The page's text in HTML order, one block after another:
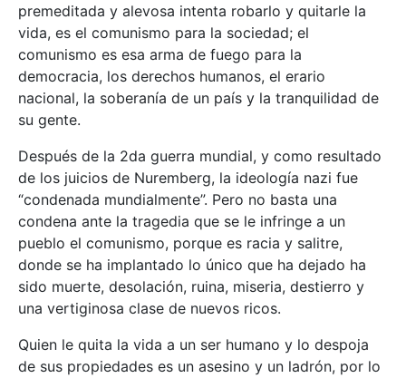
premeditada y alevosa intenta robarlo y quitarle la
vida, es el comunismo para la sociedad; el
comunismo es esa arma de fuego para la
democracia, los derechos humanos, el erario
nacional, la soberanía de un país y la tranquilidad de
su gente.
Después de la 2da guerra mundial, y como resultado
de los juicios de Nuremberg, la ideología nazi fue
“condenada mundialmente”. Pero no basta una
condena ante la tragedia que se le infringe a un
pueblo el comunismo, porque es racia y salitre,
donde se ha implantado lo único que ha dejado ha
sido muerte, desolación, ruina, miseria, destierro y
una vertiginosa clase de nuevos ricos.
Quien le quita la vida a un ser humano y lo despoja
de sus propiedades es un asesino y un ladrón, por lo